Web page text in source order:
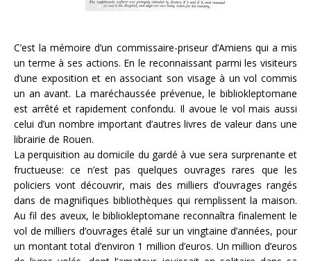
C’est la mémoire d’un commissaire-priseur d’Amiens qui a mis
un terme à ses actions. En le reconnaissant parmi les visiteurs
d’une exposition et en associant son visage à un vol commis
un an avant. La maréchaussée prévenue, le bibliokleptomane
est arrêté et rapidement confondu. Il avoue le vol mais aussi
celui d’un nombre important d’autres livres de valeur dans une
librairie de Rouen.
La perquisition au domicile du gardé à vue sera surprenante et
fructueuse: ce n’est pas quelques ouvrages rares que les
policiers vont découvrir, mais des milliers d’ouvrages rangés
dans de magnifiques bibliothèques qui remplissent la maison.
Au fil des aveux, le bibliokleptomane reconnaîtra finalement le
vol de milliers d’ouvrages étalé sur un vingtaine d’années, pour
un montant total d’environ 1 million d’euros. Un million d’euros